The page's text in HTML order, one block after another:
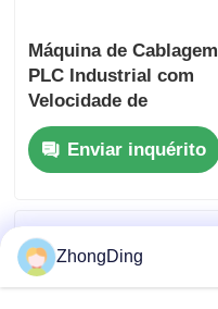
Máquina de Cablagem
PLC Industrial com
Velocidade de
1100m/Min e Controle
Automático de
Tensão
Enviar inquérito
ZhongDing